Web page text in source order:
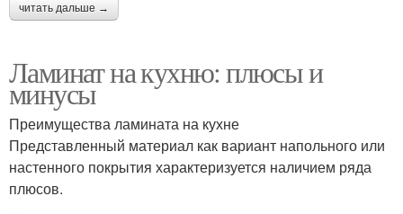
читать дальше →
Ламинат на кухню: плюсы и
минусы
Преимущества ламината на кухне
Представленный материал как вариант напольного или
настенного покрытия характеризуется наличием ряда
плюсов.